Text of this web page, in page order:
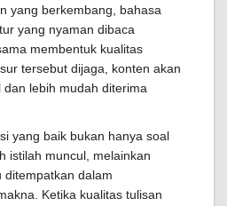
yang berkembang, bahasa
yang nyaman dibaca
membentuk kualitas
tersebut dijaga, konten akan
lebih mudah diterima
yang baik bukan hanya soal
istilah muncul, melainkan
ditempatkan dalam
Ketika kualitas tulisan